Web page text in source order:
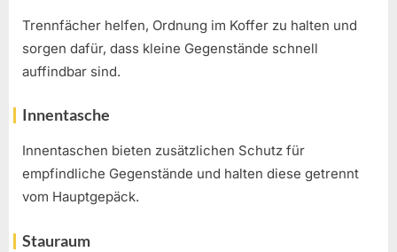
Trennfächer helfen, Ordnung im Koffer zu halten und
sorgen dafür, dass kleine Gegenstände schnell
auffindbar sind.
Innentasche
Innentaschen bieten zusätzlichen Schutz für
empfindliche Gegenstände und halten diese getrennt
vom Hauptgepäck.
Stauraum